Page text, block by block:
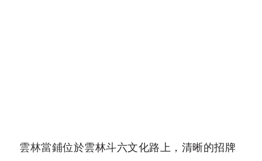
雲林當鋪位於雲林斗六文化路上，清晰的招牌